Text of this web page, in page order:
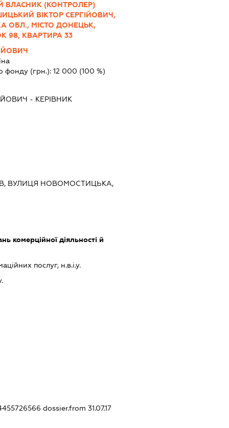
ВЛАСНИК (КОНТРОЛЕР)
ВІКТОР СЕРГІЙОВИЧ,
ОБЛ., МІСТО ДОНЕЦЬК,
98, КВАРТИРА 33
фонду (грн.): 12 000 (100 %)
- КЕРІВНИК
ВУЛИЦЯ НОВОМОСТИЦЬКА,
комерційної діяльності й
послуг, н.в.і.у.
dossier.from 31.07.17